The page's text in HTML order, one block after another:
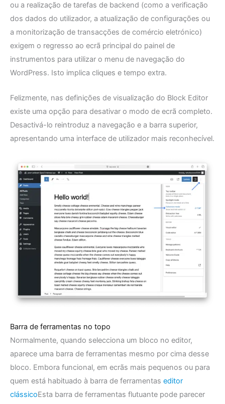
ou a realização de tarefas de backend (como a verificação
dos dados do utilizador, a atualização de configurações ou
a monitorização de transacções de comércio eletrónico)
exigem o regresso ao ecrã principal do painel de
instrumentos para utilizar o menu de navegação do
WordPress. Isto implica cliques e tempo extra.
Felizmente, nas definições de visualização do Block Editor
existe uma opção para desativar o modo de ecrã completo.
Desactivá-lo reintroduz a navegação e a barra superior,
apresentando uma interface de utilizador mais reconhecível.
Barra de ferramentas no topo
Normalmente, quando selecciona um bloco no editor,
aparece uma barra de ferramentas mesmo por cima desse
bloco. Embora funcional, em ecrãs mais pequenos ou para
quem está habituado à barra de ferramentas editor
clássicoEsta barra de ferramentas flutuante pode parecer